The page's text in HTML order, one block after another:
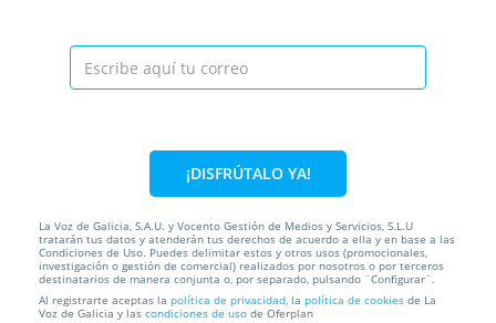
35% 38,50€ 24,95€
CANCELADO Entradas Camela + de 30. Ourense.
Sábado 1 noviemb...
Expourense Ourense
¡DISFRÚTALO YA!
La Voz de Galicia, S.A.U. y Vocento Gestión de Medios y Servicios, S.L.U
tratarán tus datos y atenderán tus derechos de acuerdo a ella y en base a las
Condiciones de Uso. Puedes delimitar estos y otros usos (promocionales,
investigación o gestión de comercial) realizados por nosotros o por terceros
destinatarios de manera conjunta o, por separado, pulsando ¨Configurar¨.
Al registrarte aceptas la política de privacidad, la política de cookies de La
Voz de Galicia y las condiciones de uso de Oferplan